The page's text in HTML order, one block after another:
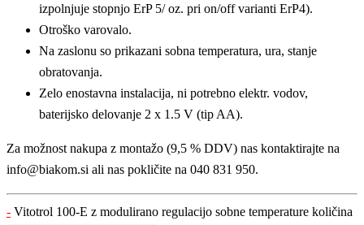
izpolnjuje stopnjo ErP 5/ oz. pri on/off varianti ErP4).
Otroško varovalo.
Na zaslonu so prikazani sobna temperatura, ura, stanje
obratovanja.
Zelo enostavna instalacija, ni potrebno elektr. vodov,
baterijsko delovanje 2 x 1.5 V (tip AA).
Za možnost nakupa z montažo (9,5 % DDV) nas kontaktirajte na
info@biakom.si ali nas pokličite na 040 831 950.
- Vitotrol 100-E z modulirano regulacijo sobne temperature količina